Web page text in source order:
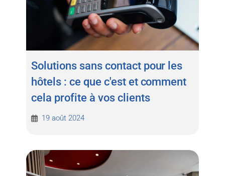
Solutions sans contact pour les
hôtels : ce que c'est et comment
cela profite à vos clients
19 août 2024